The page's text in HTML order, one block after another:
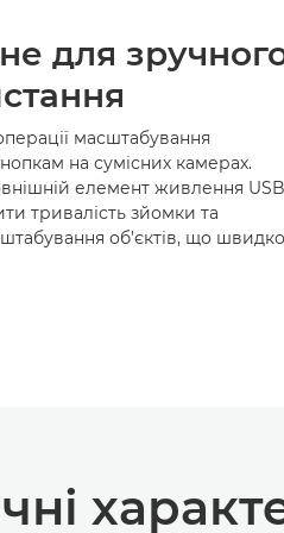
для
масштабування
на сумісних камерах.
елемент живлення
тривалість зйомки та
об’єктів, що швидко